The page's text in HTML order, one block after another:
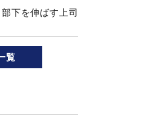
下を伸ばす上司
覧